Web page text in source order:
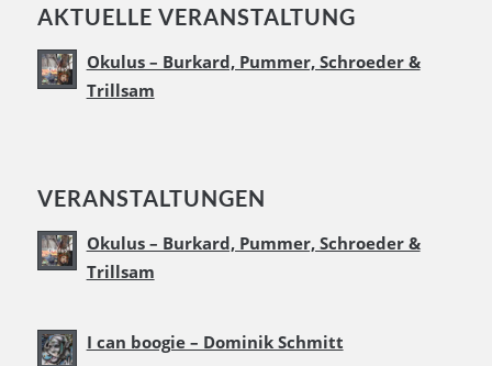
AKTUELLE VERANSTALTUNG
Okulus – Burkard, Pummer, Schroeder &
Trillsam
VERANSTALTUNGEN
Okulus – Burkard, Pummer, Schroeder &
Trillsam
I can boogie – Dominik Schmitt